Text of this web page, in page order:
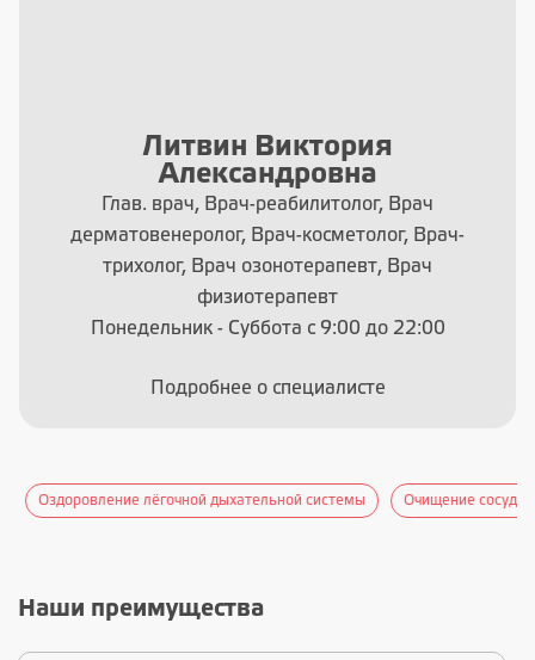
Литвин Виктория
Александровна
Глав. врач, Врач-реабилитолог, Врач
дерматовенеролог, Врач-косметолог, Врач-
трихолог, Врач озонотерапевт, Врач
физиотерапевт
Понедельник - Суббота с 9:00 до 22:00
Подробнее о специалисте
Оздоровление лёгочной дыхательной системы Очищение сосудов
Наши преимущества